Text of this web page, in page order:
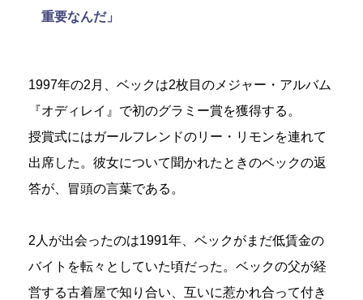
重要なんだ」
1997年の2月、ベックは2枚目のメジャー・アルバム
『オディレイ』で初のグラミー賞を獲得する。
授賞式にはガールフレンドのリー・リモンを連れて
出席した。彼女について聞かれたときのベックの返
答が、冒頭の言葉である。
2人が出会ったのは1991年、ベックがまだ低賃金の
バイトを転々としていた頃だった。ベックの父が経
営する古着屋で知り合い、互いに惹かれ合って付き